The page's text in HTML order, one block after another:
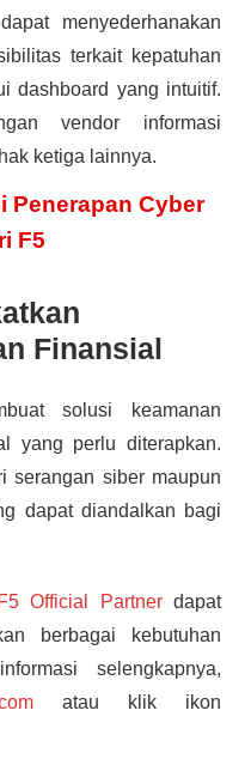
menyederhanakan
terkait kepatuhan
dashboard yang intuitif.
vendor informasi
ketiga lainnya.
Penerapan Cyber
F5
Finansial
solusi keamanan
yang perlu diterapkan.
serangan siber maupun
dapat diandalkan bagi
F5 Official Partnerdapat
berbagai kebutuhan
selengkapnya,
atau klik ikon